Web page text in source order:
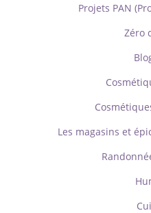
Projets PAN
Zéro
Les magasins et